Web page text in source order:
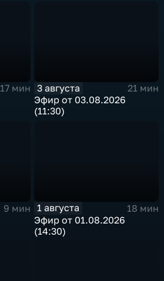
17 мин
3 августа
21 мин
Эфир от 03.08.2026
(11:30)
9 мин
1 августа
18 мин
Эфир от 01.08.2026
(14:30)